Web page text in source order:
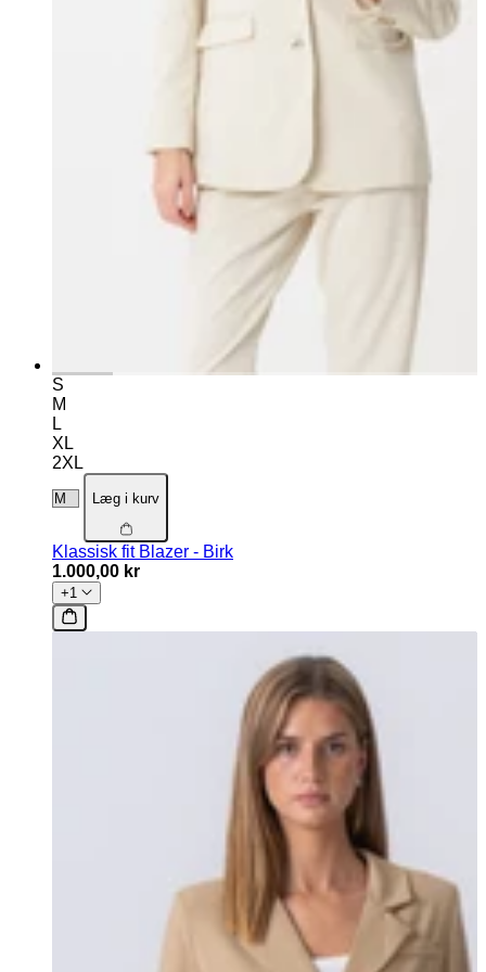
S
M
L
XL
2XL
Læg i kurv
Klassisk fit Blazer - Birk
1.000,00 kr
+1